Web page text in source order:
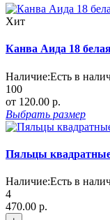
Хит
Канва Аида 18
Наличие:Есть в
100
от 120.00 р.
Выбрать размер
Пяльцы
Наличие:Есть в
4
470.00 р.